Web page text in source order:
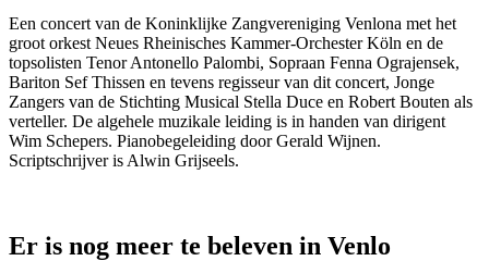
Een concert van de Koninklijke Zangvereniging Venlona met het
groot orkest Neues Rheinisches Kammer-Orchester Köln en de
topsolisten Tenor Antonello Palombi, Sopraan Fenna Ograjensek,
Bariton Sef Thissen en tevens regisseur van dit concert, Jonge
Zangers van de Stichting Musical Stella Duce en Robert Bouten als
verteller. De algehele muzikale leiding is in handen van dirigent
Wim Schepers. Pianobegeleiding door Gerald Wijnen.
Scriptschrijver is Alwin Grijseels.
Er is nog meer te beleven in Venlo